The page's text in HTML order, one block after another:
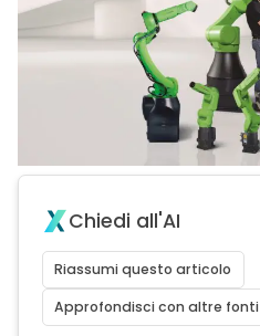
Chiedi all'AI
Riassumi questo articolo
Approfondisci con altre fonti